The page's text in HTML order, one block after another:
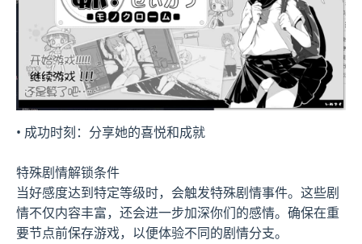
• 成功时刻：分享她的喜悦和成就
特殊剧情解锁条件
当好感度达到特定等级时，会触发特殊剧情事件。这些剧
情不仅内容丰富，还会进一步加深你们的感情。确保在重
要节点前保存游戏，以便体验不同的剧情分支。